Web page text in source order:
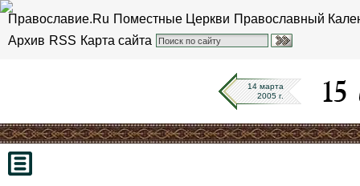
Православие.Ru Поместные Церкви Православный
Архив RSS Карта сайта
14 марта
2005 г.